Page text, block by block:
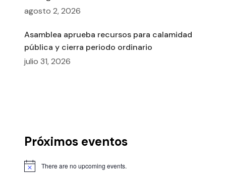
agosto 2, 2026
Asamblea aprueba recursos para calamidad
pública y cierra periodo ordinario
julio 31, 2026
Próximos eventos
There are no upcoming events.